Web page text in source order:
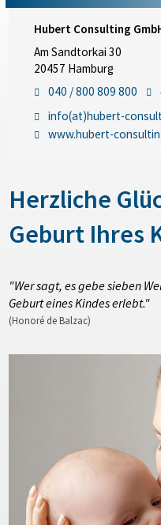
Hubert Consulting
Am Sandtorkai 30
20457 Hamburg
040 / 800 809 800
info(at)hubert-
www.hubert-
Herzliche
Geburt Ihres
"Wer sagt, es gebe sieben
Geburt eines Kindes erlebt."
(Honoré de Balzac)